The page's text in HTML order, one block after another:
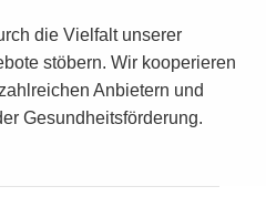
die Vielfalt unserer
stöbern. Wir kooperieren
Anbietern und
Gesundheitsförderung.